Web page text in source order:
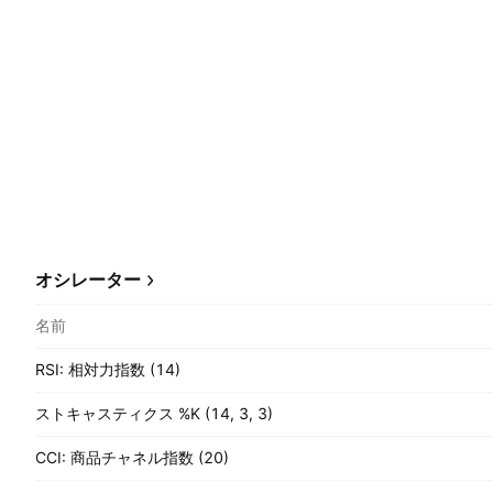
オシレーター
名前
RSI: 相対力指数 (14)
ストキャスティクス %K (14, 3, 3)
CCI: 商品チャネル指数 (20)